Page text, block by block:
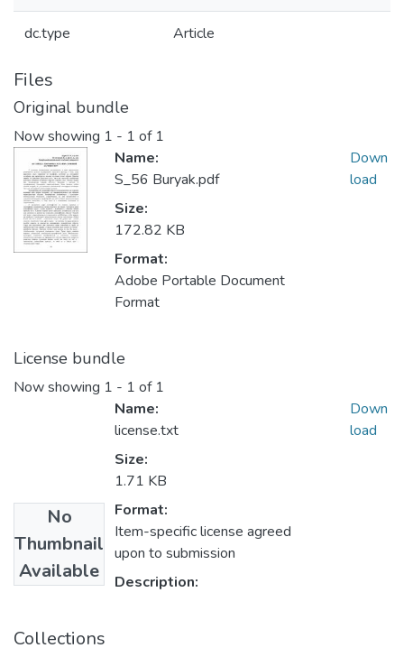
dc.type Article
Files
Original bundle
Now showing 1 - 1 of 1
Name:
S_56 Buryak.pdf
Size:
172.82 KB
Format:
Adobe Portable Document
Format
Down
load
License bundle
Now showing 1 - 1 of 1
No
Thumbnail
Available
Name:
license.txt
Size:
1.71 KB
Format:
Item-specific license agreed
upon to submission
Description:
Down
load
Collections